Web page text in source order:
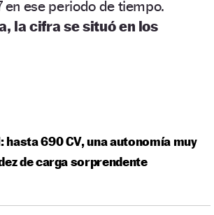
ese periodo de tiempo.
la cifra se situó en los
hasta 690 CV, una autonomía muy
de carga sorprendente